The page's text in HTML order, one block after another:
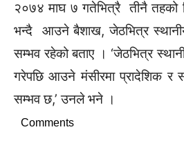
२०७४ माघ ७ गतेभित्रै तीनै तहको
भन्दै आउने बैशाख, जेठभित्र स्थानीय
सम्भव रहेको बताए । ‘जेठभित्र
गरेपछि आउने मंसीरमा प्रादेशिक र
सम्भव छ,’ उनले भने ।
Comments